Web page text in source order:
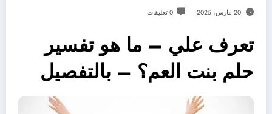
20 مارس، 2025 0 تعليقات
تعرف علي – ما هو تفسير
حلم بنت العم؟ – بالتفصيل